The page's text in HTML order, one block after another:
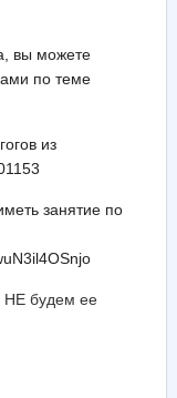
вы можете
по теме
из
занятие по
НЕ будем ее